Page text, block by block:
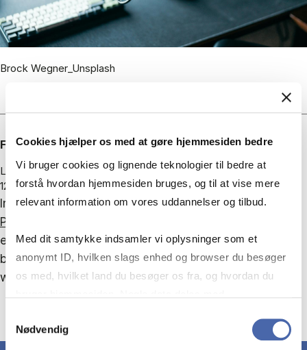
Cookies hjælper os med at gøre hjemmesiden bedre
Vi bruger cookies og lignende teknologier til bedre at
forstå hvordan hjemmesiden bruges, og til at vise mere
relevant information om vores uddannelser og tilbud.
Med dit samtykke indsamler vi oplysninger som et
anonymt ID, hvilken slags enhed og browser du besøger
os med, hvilket land du besøger os fra, og hvordan du
markedsføring. Du bestemmer selv - og kan altid trække
Nødvendig
Brock Wegner_Unsplash
Forfatter
Linnea Maagesø
12. oktober 2023
In October 2023, lawyer Caroline Glyager invited
Professor Kim Østergaard
eksperterne (ESG Experts) to discuss the conflicts
between ESG as a legal discipline and its interaction
with contract law:Listen to the podcast here